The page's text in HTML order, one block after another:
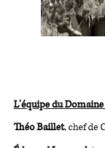
L'équipe du Domaine
Théo Baillet, chef de